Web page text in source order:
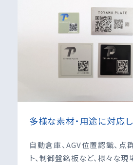
多様な素材・用途に対応
自動倉庫、AGV位置認識、点
ト、制御盤銘板など、様々な